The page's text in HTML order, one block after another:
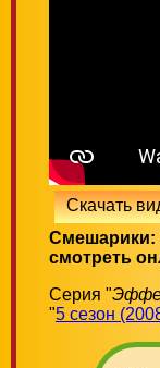
Скачать
Смешарики:
смотреть
Серия "
"5 сезон